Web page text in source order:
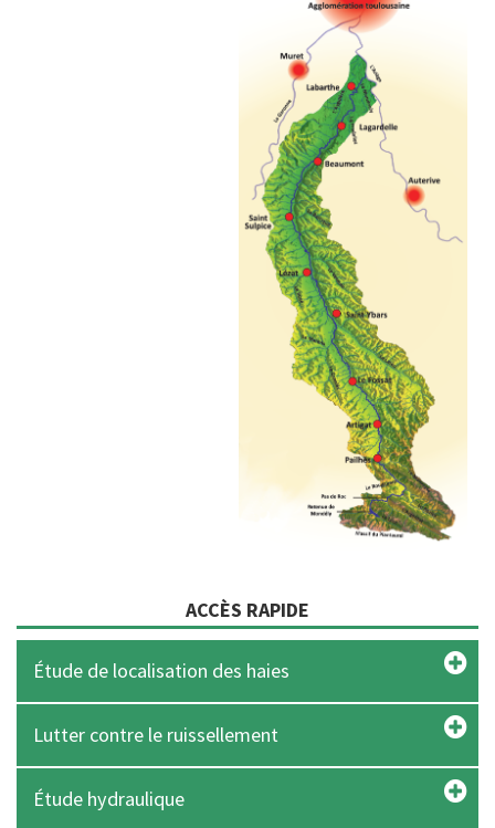
ACCÈS RAPIDE
Étude de localisation des haies
Lutter contre le ruissellement
Étude hydraulique